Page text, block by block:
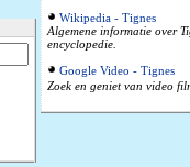
Wikipedia - Tignes
Algemene informatie over
encyclopedie.
Google Video - Tignes
Zoek en geniet van video